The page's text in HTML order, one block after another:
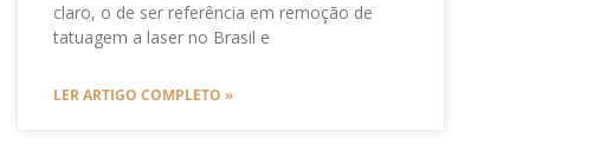
claro, o de ser referência em remoção de
tatuagem a laser no Brasil e
LER ARTIGO COMPLETO »